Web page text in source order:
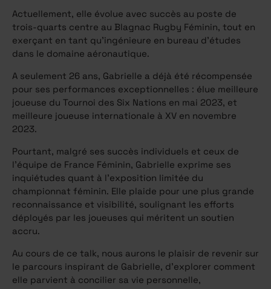
Actuellement, elle évolue avec succès au poste de
trois-quarts centre au Blagnac Rugby Féminin, tout en
exerçant en tant qu’ingénieure en bureau d’études
dans le domaine aéronautique.
A seulement 26 ans, Gabrielle a déjà été récompensée
pour ses performances exceptionnelles : élue meilleure
joueuse du Tournoi des Six Nations en mai 2023, et
meilleure joueuse internationale à XV en novembre
2023.
Pourtant, malgré ses succès individuels et ceux de
l’équipe de France Féminin, Gabrielle exprime ses
inquiétudes quant à l’exposition limitée du
championnat féminin. Elle plaide pour une plus grande
reconnaissance et visibilité, soulignant les efforts
déployés par les joueuses qui méritent un soutien
accru.
Au cours de ce talk, nous aurons le plaisir de revenir sur
le parcours inspirant de Gabrielle, d’explorer comment
elle parvient à concilier sa vie personnelle,